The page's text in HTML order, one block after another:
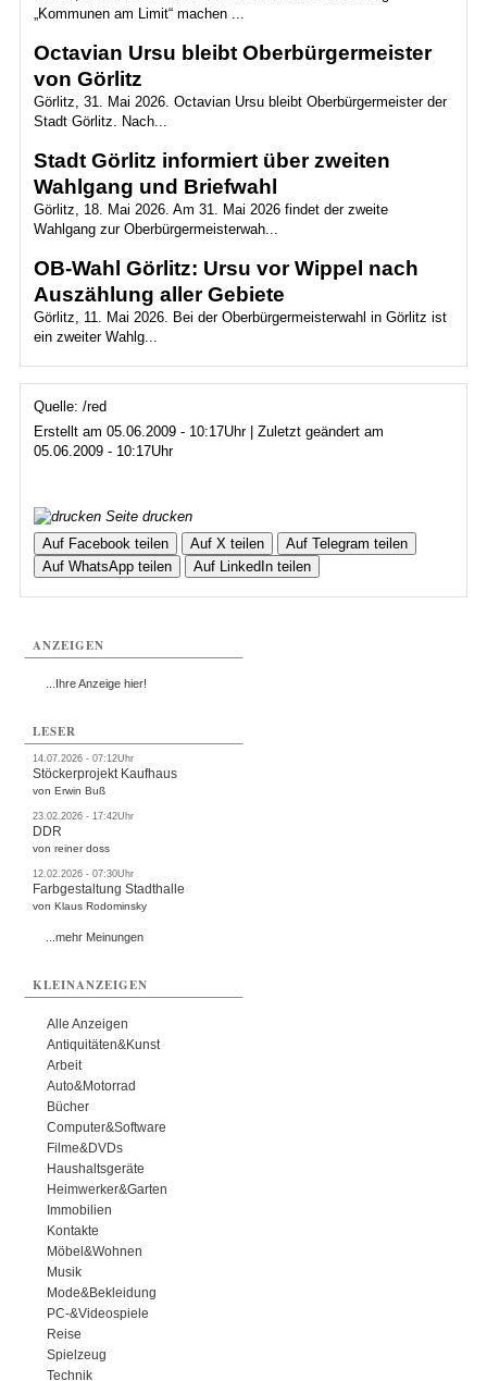
„Kommunen am Limit“ machen ...
Octavian Ursu bleibt Oberbürgermeister
von Görlitz
Görlitz, 31. Mai 2026. Octavian Ursu bleibt Oberbürgermeister der
Stadt Görlitz. Nach...
Stadt Görlitz informiert über zweiten
Wahlgang und Briefwahl
Görlitz, 18. Mai 2026. Am 31. Mai 2026 findet der zweite
Wahlgang zur Oberbürgermeisterwah...
OB-Wahl Görlitz: Ursu vor Wippel nach
Auszählung aller Gebiete
Görlitz, 11. Mai 2026. Bei der Oberbürgermeisterwahl in Görlitz ist
ein zweiter Wahlg...
Quelle: /red
Erstellt am 05.06.2009 - 10:17Uhr | Zuletzt geändert am
05.06.2009 - 10:17Uhr
Seite drucken
Auf Facebook teilen
Auf X teilen
Auf Telegram teilen
Auf WhatsApp teilen
Auf LinkedIn teilen
ANZEIGEN
...Ihre Anzeige hier!
LESER
14.07.2026 - 07:12Uhr
Stöckerprojekt Kaufhaus
von Erwin Buß
23.02.2026 - 17:42Uhr
DDR
von reiner doss
12.02.2026 - 07:30Uhr
Farbgestaltung Stadthalle
von Klaus Rodominsky
...mehr Meinungen
KLEINANZEIGEN
Alle Anzeigen
Antiquitäten&Kunst
Arbeit
Auto&Motorrad
Bücher
Computer&Software
Filme&DVDs
Haushaltsgeräte
Heimwerker&Garten
Immobilien
Kontakte
Möbel&Wohnen
Musik
Mode&Bekleidung
PC-&Videospiele
Reise
Spielzeug
Technik